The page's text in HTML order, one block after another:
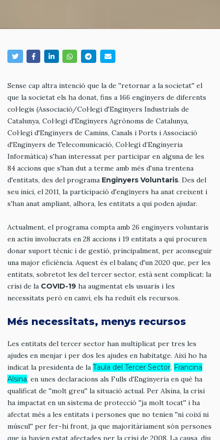
Sense cap altra intenció que la de ''retornar a la societat'' el
que la societat els ha donat, fins a 166 enginyers de diferents
col·legis (Associació/Col·legi d'Enginyers Industrials de
Catalunya, Col·legi d'Enginyers Agrònoms de Catalunya,
Col·legi d'Enginyers de Camins, Canals i Ports i Associació
d'Enginyers de Telecomunicació, Col·legi d’Enginyeria
Informàtica) s'han interessat per participar en alguna de les
84 accions que s'han dut a terme amb més d'una trentena
d'entitats, des del programa Enginyers Voluntaris. Des del
seu inici, el 2011, la participació d'enginyers ha anat creixent i
s'han anat ampliant, alhora, les entitats a qui poden ajudar.
Actualment, el programa compta amb 26 enginyers voluntaris
en actiu involucrats en 28 accions i 19 entitats a qui procuren
donar suport tècnic i de gestió, principalment, per aconseguir
una major eficiència. Aquest és el balanç d'un 2020 que, per les
entitats, sobretot les del tercer sector, està sent complicat: la
crisi de la COVID-19 ha augmentat els usuaris i les
necessitats però en canvi, els ha reduït els recursos.
Més necessitats, menys recursos
Les entitats del tercer sector han multiplicat per tres les
ajudes en menjar i per dos les ajudes en habitatge. Així ho ha
indicat la presidenta de la Taula del Tercer Sector, Francina
Alsina, en unes declaracions als Fulls d'Enginyeria en què ha
qualificat de ''molt greu'' la situació actual. Per Alsina, la crisi
ha impactat en un sistema de protecció ''ja molt tocat'' i ha
afectat més a les entitats i persones que no tenien ''ni coixí ni
múscul'' per fer-hi front, ja que majoritàriament són persones
que ja havien estat afectades per la crisi de 2008. La causa, diu